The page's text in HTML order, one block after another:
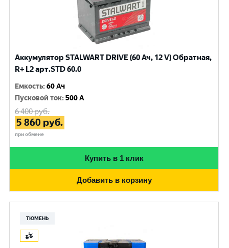
Аккумулятор STALWART DRIVE (60 Ач, 12 V) Обратная,
R+ L2 арт.STD 60.0
Емкость:60 Ач
Пусковой ток:500 A
6 400руб.
5 860 руб.
при обмене
Купить в 1 клик
Добавить в корзину
ТЮМЕНЬ